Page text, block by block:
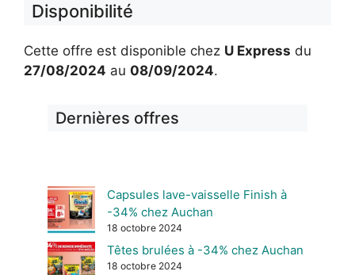
Disponibilité
Cette offre est disponible chez U Express du
27/08/2024 au 08/09/2024.
Dernières offres
Capsules lave-vaisselle Finish à
-34% chez Auchan
18 octobre 2024
Têtes brulées à -34% chez Auchan
18 octobre 2024